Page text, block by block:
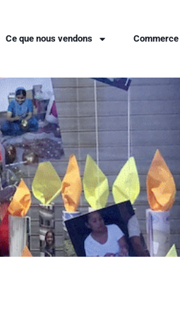
Ce que nous vendons